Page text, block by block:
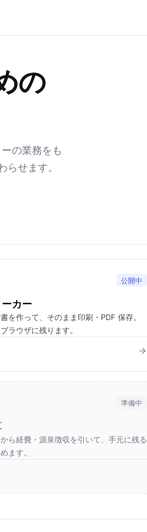
の
の業務をも
せます。
公開中
ーカー
を作って、そのまま印刷・PDF 保存。
ラウザに残ります。
準備中
ら経費・源泉徴収を引いて、手元に残る
ます。